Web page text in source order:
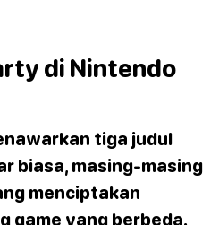
di Nintendo
tiga judul
biasa, masing-masing
menciptakan
game yang berbeda.